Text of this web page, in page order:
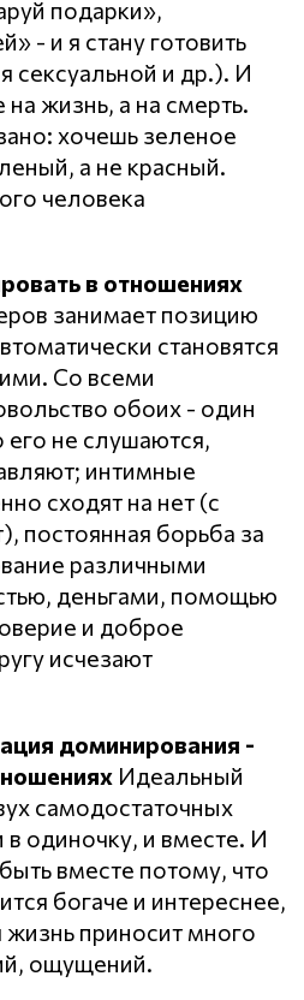
подарки»,
- и я стану готовить
сексуальной и др.). И
на жизнь, а на смерть.
хочешь зеленое
а не красный.
человека
в отношениях
занимает позицию
становятся
Со всеми
обоих - один
его не слушаются,
интимные
сходят на нет (с
постоянная борьба за
различными
деньгами, помощью
и доброе
исчезают
доминирования -
Идеальный
самодостаточных
одиночку, и вместе. И
вместе потому, что
богаче и интереснее,
жизнь приносит много
ощущений.